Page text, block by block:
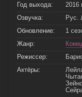
Год выхода:
2016
Озвучка:
Рус.
Обновление:
1
Жанр:
Режиссер:
Актёры: